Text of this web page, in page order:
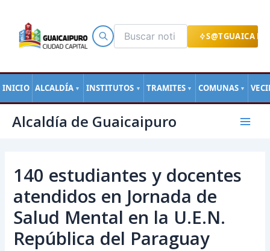
S@TGUAICA
INICIO ALCALDÍA ▼ INSTITUTOS ▼ TRAMITES ▼ COMUNAS ▼
contenido
Alcaldía de Guaicaipuro
Main
140 estudiantes y docentes
atendidos en Jornada de
Salud Mental en la U.E.N.
República del Paraguay
de